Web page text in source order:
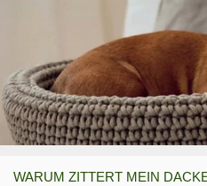
WARUM ZITTERT MEIN